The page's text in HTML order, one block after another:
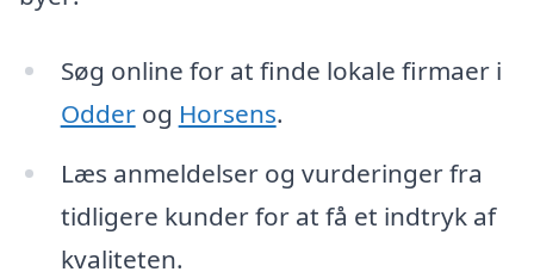
Søg online for at finde lokale firmaer i
Odderog Horsens.
Læs anmeldelser og vurderinger fra
tidligere kunder for at få et indtryk af
kvaliteten.